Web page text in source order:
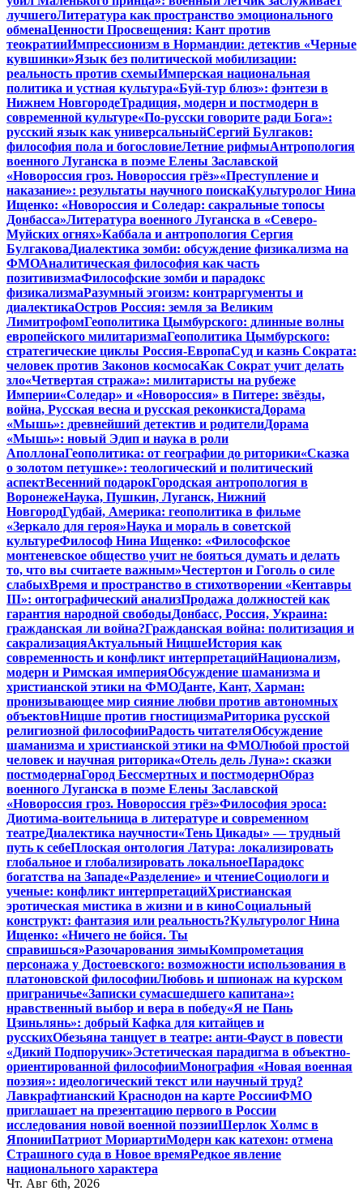
лучшегоЛитература как пространство эмоционального
обменаЦенности Просвещения: Кант против
теократииИмпрессионизм в Нормандии: детектив «Черные
кувшинки»Язык без политической мобилизации:
реальность против схемыИмперская национальная
политика и устная культура«Буй-тур блюз»: фэнтези в
Нижнем НовгородеТрадиция, модерн и постмодерн в
современной культуре«По-русски говорите ради Бога»:
русский язык как универсальныйСергий Булгаков:
философия пола и богословиеЛетние рифмыАнтропология
военного Луганска в поэме Елены Заславской
«Новороссия гроз. Новороссия грёз»«Преступление и
наказание»: результаты научного поискаКультуролог Нина
Ищенко: «Новороссия и Соледар: сакральные топосы
Донбасса»Литература военного Луганска в «Северо-
Муйских огнях»Каббала и антропология Сергия
БулгаковаДиалектика зомби: обсуждение физикализма на
ФМОАналитическая философия как часть
позитивизмаФилософские зомби и парадокс
физикализмаРазумный эгоизм: контраргументы и
диалектикаОстров Россия: земля за Великим
ЛимитрофомГеополитика Цымбурского: длинные волны
европейского милитаризмаГеополитика Цымбурского:
стратегические циклы Россия-ЕвропаСуд и казнь Сократа:
человек против Законов космосаКак Сократ учит делать
зло«Четвертая стража»: милитаристы на рубеже
Империи«Соледар» и «Новороссия» в Питере: звёзды,
война, Русская весна и русская реконкистаДорама
«Мышь»: древнейший детектив и родителиДорама
«Мышь»: новый Эдип и наука в роли
АполлонаГеополитика: от географии до риторики«Сказка
о золотом петушке»: теологический и политический
аспектВесенний подарокГородская антропология в
ВоронежеНаука, Пушкин, Луганск, Нижний
НовгородГудбай, Америка: геополитика в фильме
«Зеркало для героя»Наука и мораль в советской
культуреФилософ Нина Ищенко: «Философское
монтеневское общество учит не бояться думать и делать
то, что вы считаете важным»Честертон и Гоголь о силе
слабыхВремя и пространство в стихотворении «Кентавры
III»: онтографический анализПродажа должностей как
гарантия народной свободыДонбасс, Россия, Украина:
гражданская ли война?Гражданская война: политизация и
сакрализацияАктуальный НицшеИстория как
современность и конфликт интерпретацийНационализм,
модерн и Римская империяОбсуждение шаманизма и
христианской этики на ФМОДанте, Кант, Харман:
пронизывающее мир сияние любви против автономных
объектовНицше против гностицизмаРиторика русской
религиозной философииРадость читателяОбсуждение
шаманизма и христианской этики на ФМОЛюбой простой
человек и научная риторика«Отель дель Луна»: сказки
постмодернаГород Бессмертных и постмодернОбраз
военного Луганска в поэме Елены Заславской
«Новороссия гроз. Новороссия грёз»Философия эроса:
Диотима-воительница в литературе и современном
театреДиалектика научности«Тень Цикады» — трудный
путь к себеПлоская онтология Латура: локализировать
глобальное и глобализировать локальноеПарадокс
богатства на Западе«Разделение» и чтениеСоциологи и
ученые: конфликт интерпретацийХристианская
эротическая мистика в жизни и в киноСоциальный
конструкт: фантазия или реальность?Культуролог Нина
Ищенко: «Ничего не бойся. Ты
справишься»Разочарования зимыКомпрометация
персонажа у Достоевского: возможности использования в
платоновской философииЛюбовь и шпионаж на курском
приграничье«Записки сумасшедшего капитана»:
нравственный выбор и вера в победу«Я не Пань
Цзиньлянь»: добрый Кафка для китайцев и
русскихОбезьяна танцует в театре: анти-Фауст в повести
«Дикий Подпоручик»Эстетическая парадигма в объектно-
ориентированной философииМонография «Новая военная
поэзия»: идеологический текст или научный труд?
Лавкрафтианский Краснодон на карте РоссииФМО
приглашает на презентацию первого в России
исследования новой военной поэзииШерлок Холмс в
ЯпонииПатриот МориартиМодерн как катехон: отмена
Страшного суда в Новое времяРедкое явление
национального характера
Чт. Авг 6th, 2026